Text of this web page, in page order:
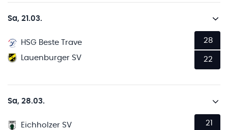
Sa, 21.03.
HSG Beste Trave
Lauenburger SV
28
22
Sa, 28.03.
Eichholzer SV
21